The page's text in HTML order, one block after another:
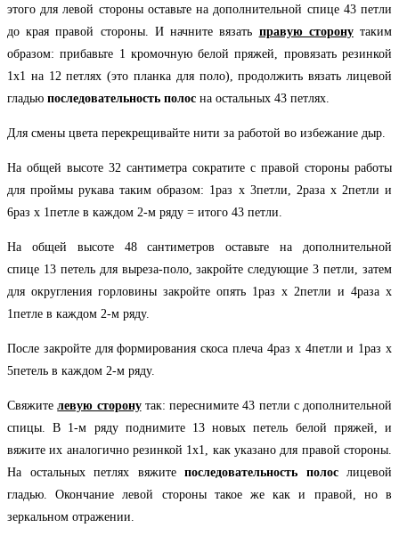
этого для левой стороны оставьте на дополнительной спице 43 петли
до края правой стороны. И начните вязать правую сторонутаким
образом: прибавьте 1 кромочную белой пряжей, провязать резинкой
1х1 на 12 петлях (это планка для поло), продолжить вязать лицевой
гладью последовательность полос на остальных 43 петлях.
Для смены цвета перекрещивайте нити за работой во избежание дыр.
На общей высоте 32 сантиметра сократите с правой стороны работы
для проймы рукава таким образом: 1раз х 3петли, 2раза х 2петли и
6раз х 1петле в каждом 2-м ряду = итого 43 петли.
На общей высоте 48 сантиметров оставьте на дополнительной
спице 13 петель для выреза-поло, закройте следующие 3 петли, затем
для округления горловины закройте опять 1раз х 2петли и 4раза х
1петле в каждом 2-м ряду.
После закройте для формирования скоса плеча 4раз х 4петли и 1раз х
5петель в каждом 2-м ряду.
Свяжите левую сторонутак: переснимите 43 петли с дополнительной
спицы. В 1-м ряду поднимите 13 новых петель белой пряжей, и
вяжите их аналогично резинкой 1х1, как указано для правой стороны.
На остальных петлях вяжите последовательность полослицевой
гладью. Окончание левой стороны такое же как и правой, но в
зеркальном отражении.